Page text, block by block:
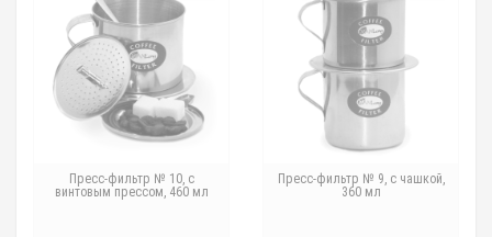
Пресс-фильтр № 10, с
винтовым прессом, 460 мл
Пресс-фильтр № 9, с чашкой,
360 мл